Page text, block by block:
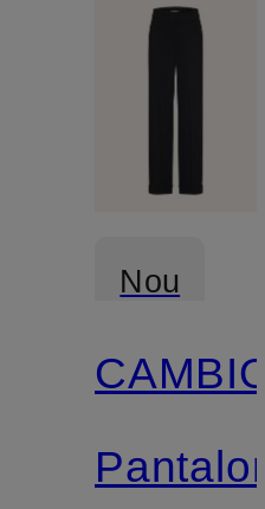
Nou
CAMBIO
Pantaloni